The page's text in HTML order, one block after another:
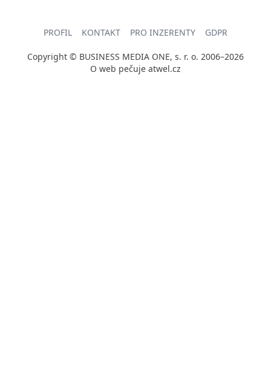
PROFIL KONTAKT PRO INZERENTY GDPR
Copyright © BUSINESS MEDIA ONE, s. r. o. 2006–2026